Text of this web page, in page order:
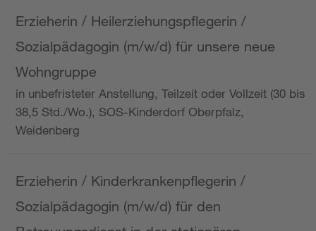
Erzieherin / Heilerziehungspflegerin /
Sozialpädagogin (m/w/d) für unsere neue
Wohngruppe
in unbefristeter Anstellung, Teilzeit oder Vollzeit (30 bis
38,5 Std./Wo.), SOS-Kinderdorf Oberpfalz,
Weidenberg
Erzieherin / Kinderkrankenpflegerin /
Sozialpädagogin (m/w/d) für den